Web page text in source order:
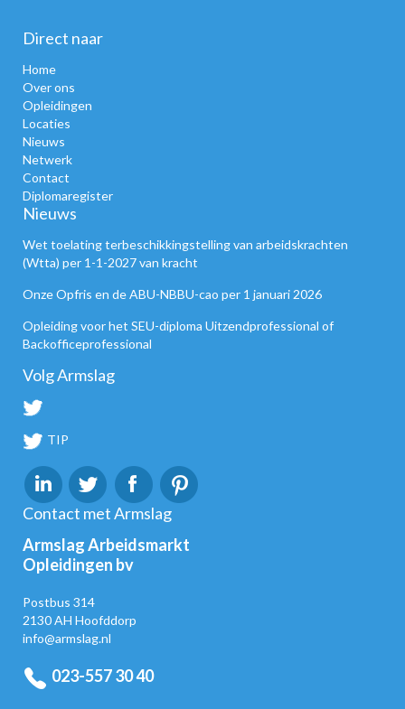
Direct naar
Home
Over ons
Opleidingen
Locaties
Nieuws
Netwerk
Contact
Diplomaregister
Nieuws
Wet toelating terbeschikkingstelling van arbeidskrachten
(Wtta) per 1-1-2027 van kracht
Onze Opfris en de ABU-NBBU-cao per 1 januari 2026
Opleiding voor het SEU-diploma Uitzendprofessional of
Backofficeprofessional
Volg Armslag
TIP
Contact met Armslag
Armslag Arbeidsmarkt
Opleidingen bv
Postbus 314
2130 AH Hoofddorp
info@armslag.nl
023-557 30 40